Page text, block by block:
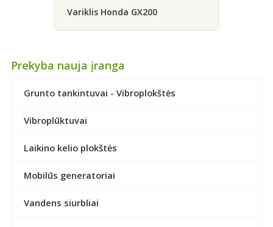
Variklis Honda GX200
Prekyba nauja įranga
Grunto tankintuvai - Vibroplokštės
Vibroplūktuvai
Laikino kelio plokštės
Mobilūs generatoriai
Vandens siurbliai